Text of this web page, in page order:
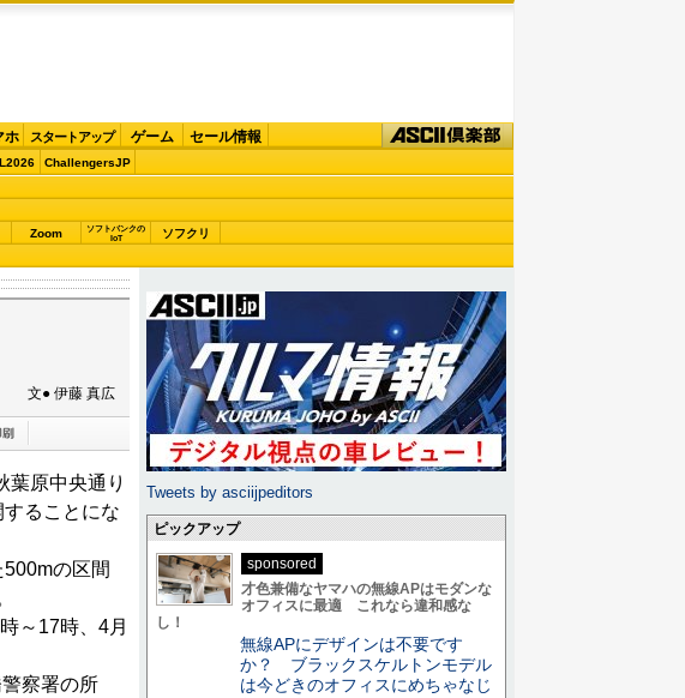
ホ スタートアップ ゲーム セール情報
ChallengersJP
Zoom
ソフトバンクの
IoT
ソフクリ
文● 伊藤 真広
原中央通り
ることにな
の区間
～17時、4月
察署の所
Tweets by asciijpeditors
ピックアップ
sponsored
才色兼備なヤマハの無線APはモダンな
オフィスに最適 これなら違和感な
し！
無線APにデザインは不要です
か？ ブラックスケルトンモデル
は今どきのオフィスにめちゃなじ